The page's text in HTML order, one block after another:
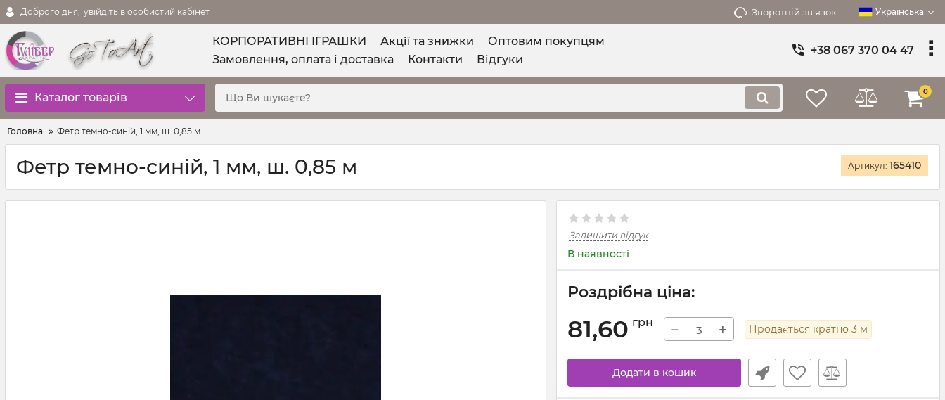
Доброго дня, увійдіть в особистий кабінет Зворотній зв'язок Українська
КОРПОРАТИВНІ ІГРАШКИ Акції та знижки
Оптовим покупцям
Замовлення, оплата і доставка
Контакти Відгуки
+38 067 370 04 47
Каталог товарів 0
Головна Фетр темно-синій, 1 мм, ш. 0,85 м
Фетр темно-синій, 1 мм, ш. 0,85 м Артикул: 165410
Залишити відгук
В наявності
Роздрібна ціна:
81,60 грн − + Продається кратно 3 м
Додати в кошик